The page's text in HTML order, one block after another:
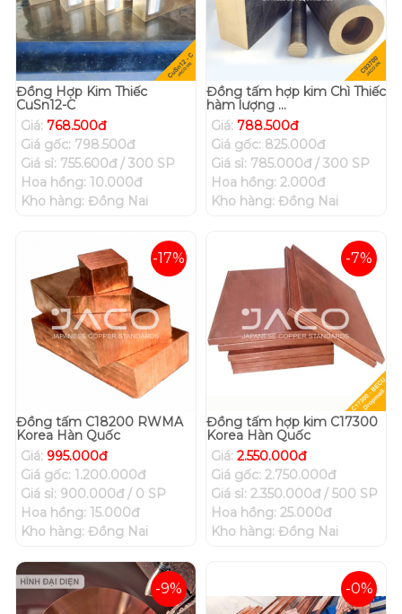
Đồng Hợp Kim Thiếc
CuSn12-C
Giá: 768.500đ
Giá gốc: 798.500đ
Giá sỉ: 755.600đ / 300 SP
Hoa hồng: 10.000đ
Kho hàng: Đồng Nai
Đồng tấm hợp kim Chì Thiếc
hàm lượng ...
Giá: 788.500đ
Giá gốc: 825.000đ
Giá sỉ: 785.000đ / 300 SP
Hoa hồng: 2.000đ
Kho hàng: Đồng Nai
-17%
Đồng tấm C18200 RWMA
Korea Hàn Quốc
Giá: 995.000đ
Giá gốc: 1.200.000đ
Giá sỉ: 900.000đ / 0 SP
Hoa hồng: 15.000đ
Kho hàng: Đồng Nai
-7%
Đồng tấm hợp kim C17300
Korea Hàn Quốc
Giá: 2.550.000đ
Giá gốc: 2.750.000đ
Giá sỉ: 2.350.000đ / 500 SP
Hoa hồng: 25.000đ
Kho hàng: Đồng Nai
-9% -0%